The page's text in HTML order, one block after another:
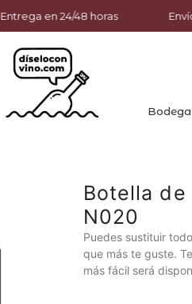
Entrega en 24/48 horas
Bodega
Botella
N020
Puedes sustituir
que más te guste.
más fácil será